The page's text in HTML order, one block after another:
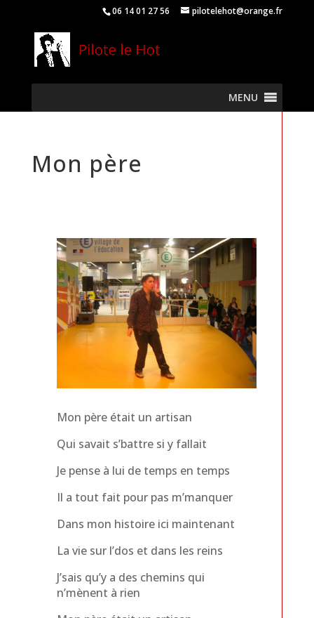
06 14 01 27 56 pilotelehot@orange.fr
MENU
Mon père
Mon père était un artisan
Qui savait s’battre si y fallait
Je pense à lui de temps en temps
Il a tout fait pour pas m’manquer
Dans mon histoire ici maintenant
La vie sur l’dos et dans les reins
J’sais qu’y a des chemins qui
n’mènent à rien